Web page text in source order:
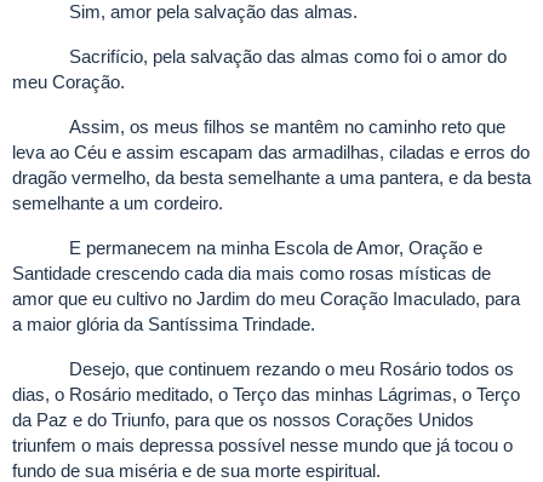
Sim, amor pela salvação das almas.
Sacrifício, pela salvação das almas como foi o amor do
meu Coração.
Assim, os meus filhos se mantêm no caminho reto que
leva ao Céu e assim escapam das armadilhas, ciladas e erros do
dragão vermelho, da besta semelhante a uma pantera, e da besta
semelhante a um cordeiro.
E permanecem na minha Escola de Amor, Oração e
Santidade crescendo cada dia mais como rosas místicas de
amor que eu cultivo no Jardim do meu Coração Imaculado, para
a maior glória da Santíssima Trindade.
Desejo, que continuem rezando o meu Rosário todos os
dias, o Rosário meditado, o Terço das minhas Lágrimas, o Terço
da Paz e do Triunfo, para que os nossos Corações Unidos
triunfem o mais depressa possível nesse mundo que já tocou o
fundo de sua miséria e de sua morte espiritual.